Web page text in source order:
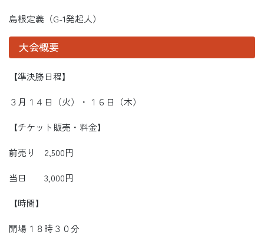
島根定義（G-1発起人）
大会概要
【準決勝日程】
３月１４日（火）・１６日（木）
【チケット販売・料金】
前売り 2,500円
当日 3,000円
【時間】
開場１８時３０分